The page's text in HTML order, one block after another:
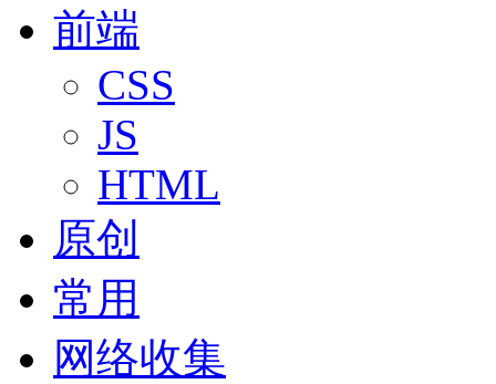
前端
CSS
JS
HTML
原创
常用
网络收集